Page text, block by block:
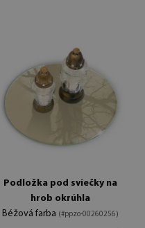
Podložka pod sviečky na
hrob okrúhla
Béžová farba (#ppzo-00260256)